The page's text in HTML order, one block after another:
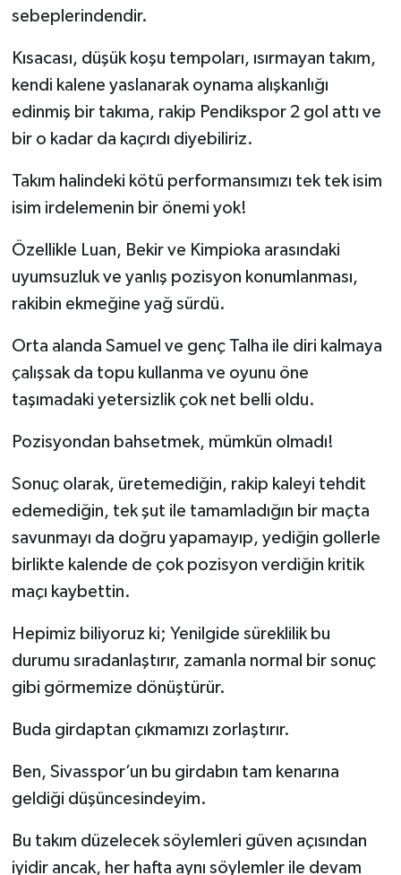
sebeplerindendir.
Kısacası, düşük koşu tempoları, ısırmayan takım,
kendi kalene yaslanarak oynama alışkanlığı
edinmiş bir takıma, rakip Pendikspor 2 gol attı ve
bir o kadar da kaçırdı diyebiliriz.
Takım halindeki kötü performansımızı tek tek isim
isim irdelemenin bir önemi yok!
Özellikle Luan, Bekir ve Kimpioka arasındaki
uyumsuzluk ve yanlış pozisyon konumlanması,
rakibin ekmeğine yağ sürdü.
Orta alanda Samuel ve genç Talha ile diri kalmaya
çalışsak da topu kullanma ve oyunu öne
taşımadaki yetersizlik çok net belli oldu.
Pozisyondan bahsetmek, mümkün olmadı!
Sonuç olarak, üretemediğin, rakip kaleyi tehdit
edemediğin, tek şut ile tamamladığın bir maçta
savunmayı da doğru yapamayıp, yediğin gollerle
birlikte kalende de çok pozisyon verdiğin kritik
maçı kaybettin.
Hepimiz biliyoruz ki; Yenilgide süreklilik bu
durumu sıradanlaştırır, zamanla normal bir sonuç
gibi görmemize dönüştürür.
Buda girdaptan çıkmamızı zorlaştırır.
Ben, Sivasspor’un bu girdabın tam kenarına
geldiği düşüncesindeyim.
Bu takım düzelecek söylemleri güven açısından
iyidir ancak, her hafta aynı söylemler ile devam